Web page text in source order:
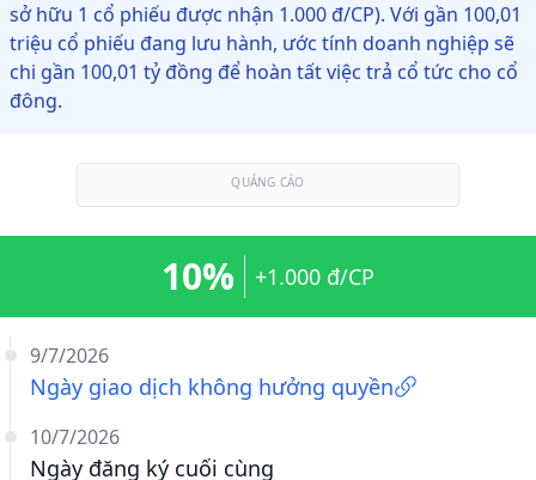
sở hữu 1 cổ phiếu được nhận 1.000 đ/CP). Với gần 100,01
triệu cổ phiếu đang lưu hành, ước tính doanh nghiệp sẽ
chi gần 100,01 tỷ đồng để hoàn tất việc trả cổ tức cho cổ
đông.
QUẢNG CÁO
9/7/2026
Ngày giao dịch không hưởng quyền
10/7/2026
Ngày đăng ký cuối cùng
10% +1.000 đ/CP